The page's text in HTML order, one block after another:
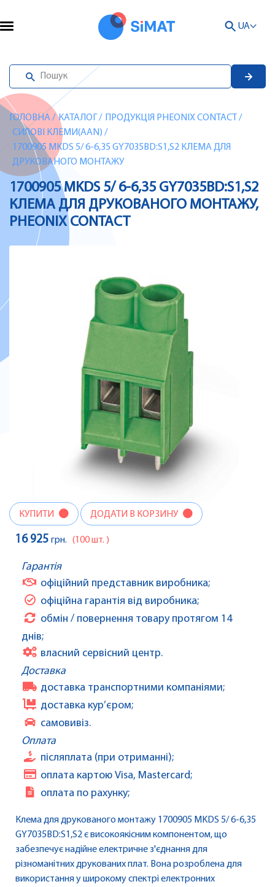
UA
ГОЛОВНА/ КАТАЛОГ / ПРОДУКЦІЯ PHEONIX CONTACT /
СИЛОВІ КЛЕМИ(AAN) /
1700905 MKDS 5/ 6-6,35 GY7035BD:S1,S2 КЛЕМА ДЛЯ
ДРУКОВАНОГО МОНТАЖУ
1700905 MKDS 5/ 6-6,35 GY7035BD:S1,S2
КЛЕМА ДЛЯ ДРУКОВАНОГО МОНТАЖУ,
PHEONIX CONTACT
КУПИТИ ДОДАТИ В КОРЗИНУ
16 925 грн. (100 шт. )
Гарантія
офіційний представник виробника;
офіційна гарантія від виробника;
обмін / повернення товару протягом 14
днів;
власний сервісний центр.
Доставка
доставка транспортними компаніями;
доставка кур’єром;
самовивіз.
Оплата
післяплата (при отриманні);
оплата картою Visa, Mastercard;
оплата по рахунку;
Клема для друкованого монтажу 1700905 MKDS 5/ 6-6,35
GY7035BD:S1,S2 є високоякісним компонентом, що
забезпечує надійне електричне з'єднання для
різноманітних друкованих плат. Вона розроблена для
використання у широкому спектрі електронних